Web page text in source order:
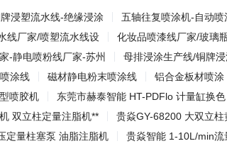
浸塑流水线-绝缘浸涂
五轴往复喷涂机-自动
线厂家/喷塑流水线设
化妆品喷漆线厂家/玻璃
-静电喷粉线厂家-苏州
母排浸涂生产线/铜牌
涂线 磁材静电粉末喷涂线 铝合金板材喷涂
喷胶机
东莞市赫泰智能 HT-PDFlo 计量缸换色
双立柱定量注脂机**
贵焱GY-68200 大双立柱
定量柱塞泵 油脂注脂机
贵焱智能 1-10L/min流